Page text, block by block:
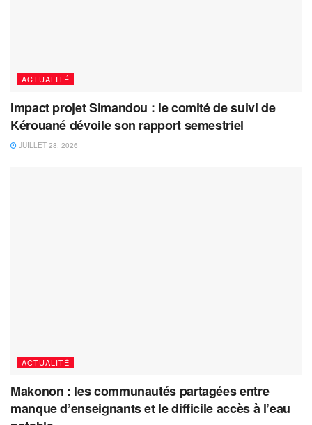
ACTUALITÉ
Impact projet Simandou : le comité de suivi de
Kérouané dévoile son rapport semestriel
JUILLET 28, 2026
ACTUALITÉ
Makonon : les communautés partagées entre
manque d’enseignants et le difficile accès à l’eau